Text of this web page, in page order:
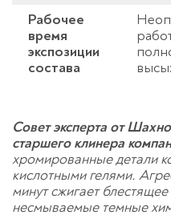
Рабочее
время
экспозиции
состава
Совет эксперта от
старшего клинера
хромированные детали
кислотными гелями.
минут сжигает
несмываемые темные
Менеджер